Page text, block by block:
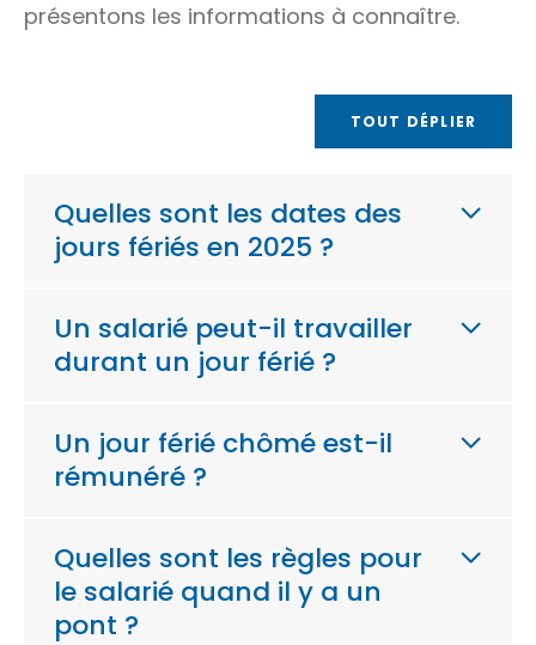
présentons les informations à connaître.
TOUT DÉPLIER
Quelles sont les dates des
jours fériés en 2025 ?
Un salarié peut-il travailler
durant un jour férié ?
Un jour férié chômé est-il
rémunéré ?
Quelles sont les règles pour
le salarié quand il y a un
pont ?